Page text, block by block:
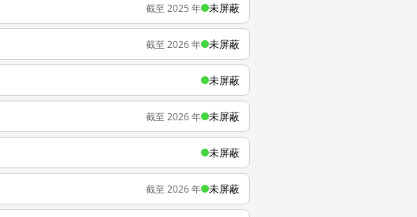
截至 2025 年 未屏蔽
截至 2026 年 未屏蔽
未屏蔽
截至 2026 年 未屏蔽
未屏蔽
截至 2026 年 未屏蔽